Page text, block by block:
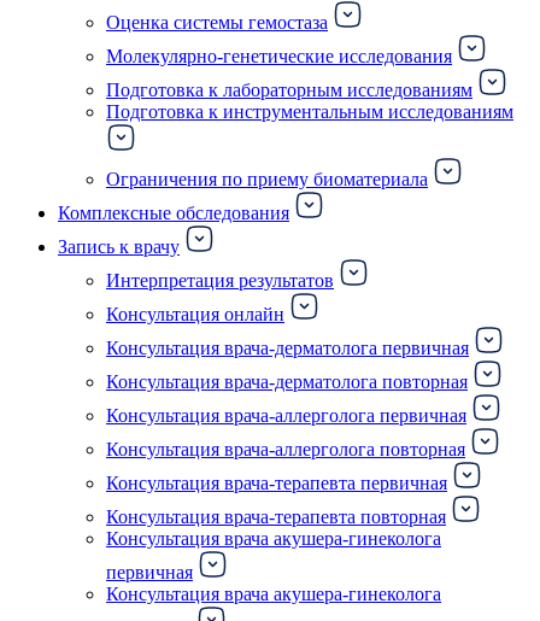
Оценка системы гемостаза
Молекулярно-генетические исследования
Подготовка к лабораторным исследованиям
Подготовка к инструментальным исследованиям
Ограничения по приему биоматериала
Комплексные обследования
Запись к врачу
Интерпретация результатов
Консультация онлайн
Консультация врача-дерматолога первичная
Консультация врача-дерматолога повторная
Консультация врача-аллерголога первичная
Консультация врача-аллерголога повторная
Консультация врача-терапевта первичная
Консультация врача-терапевта повторная
Консультация врача акушера-гинеколога
первичная
Консультация врача акушера-гинеколога